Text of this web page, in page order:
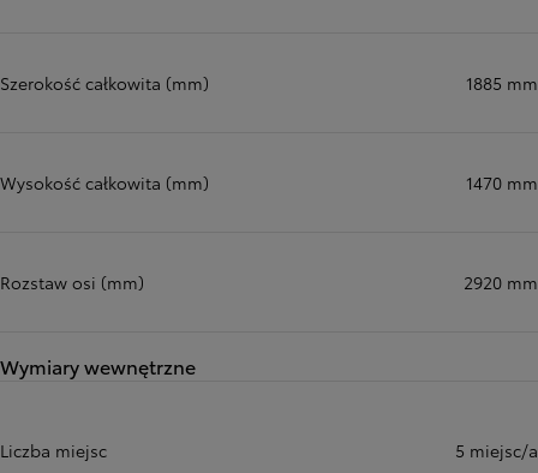
Szerokość całkowita (mm) 1885 mm
Wysokość całkowita (mm) 1470 mm
Rozstaw osi (mm) 2920 mm
Wymiary wewnętrzne
Liczba miejsc 5 miejsc/a